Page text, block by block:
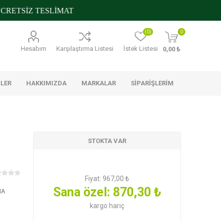
TESLİMAT
Hesabım Karşılaştırma Listesi İstek Listesi
(0) 0
0,00 ₺
Glutensiz
Konserveler ve Mezeler
Banyo Ürünleri
HAKKIMIZDA MARKALAR SIPARIŞLERIM
STOKTA VAR
Fiyat: 967,00 ₺
Sana özel: 870,30 ₺
kargo hariç